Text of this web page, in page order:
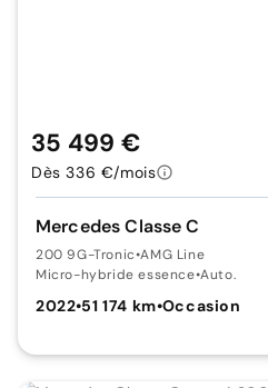
Mercedes Classe C
200 9G-Tronic•AMG Line
Micro-hybride essence•Auto.
2022•51 174 km•Occasion
35 499 €
Dès 336 €/mois